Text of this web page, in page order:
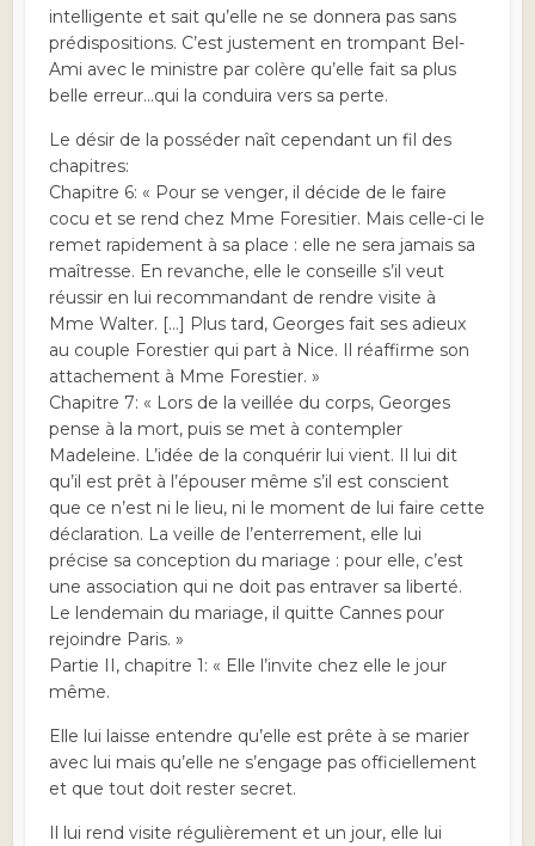
intelligente et sait qu’elle ne se donnera pas sans
prédispositions. C’est justement en trompant Bel-
Ami avec le ministre par colère qu’elle fait sa plus
belle erreur…qui la conduira vers sa perte.
Le désir de la posséder naît cependant un fil des
chapitres:
Chapitre 6: « Pour se venger, il décide de le faire
cocu et se rend chez Mme Foresitier. Mais celle-ci le
remet rapidement à sa place : elle ne sera jamais sa
maîtresse. En revanche, elle le conseille s’il veut
réussir en lui recommandant de rendre visite à
Mme Walter. […] Plus tard, Georges fait ses adieux
au couple Forestier qui part à Nice. Il réaffirme son
attachement à Mme Forestier. »
Chapitre 7: « Lors de la veillée du corps, Georges
pense à la mort, puis se met à contempler
Madeleine. L’idée de la conquérir lui vient. Il lui dit
qu’il est prêt à l’épouser même s’il est conscient
que ce n’est ni le lieu, ni le moment de lui faire cette
déclaration. La veille de l’enterrement, elle lui
précise sa conception du mariage : pour elle, c’est
une association qui ne doit pas entraver sa liberté.
Le lendemain du mariage, il quitte Cannes pour
rejoindre Paris. »
Partie II, chapitre 1: « Elle l’invite chez elle le jour
même.
Elle lui laisse entendre qu’elle est prête à se marier
avec lui mais qu’elle ne s’engage pas officiellement
et que tout doit rester secret.
Il lui rend visite régulièrement et un jour, elle lui